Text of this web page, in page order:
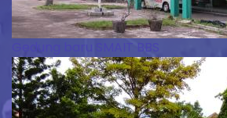
Gedung baru SMAIT BBS